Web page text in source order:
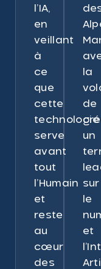
l’IA,
en
veillant
à
ce
que
cette
technologie
serve
avant
tout
l’Humain
et
reste
au
cœur
des
la
de
un
sur
le
et